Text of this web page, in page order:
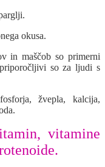
okusa.
in maščob so primerni
so za ljudi s
žvepla, kalcija,
vitamine